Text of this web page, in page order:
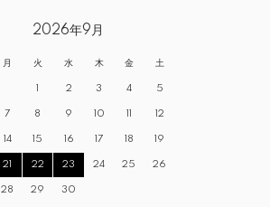
2026年9月
月 火 水 木 金 土
2 3 4 5
7 8 9 10 12
14 15 16 17 18 19
21 22 23 24 25 26
28 29 30